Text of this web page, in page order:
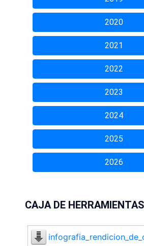
2020
2021
2022
2023
2024
2025
2026
CAJA DE HERRAMIENTAS